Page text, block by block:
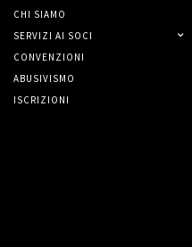
CHI SIAMO
SERVIZI AI SOCI
CONVENZIONI
ABUSIVISMO
ISCRIZIONI